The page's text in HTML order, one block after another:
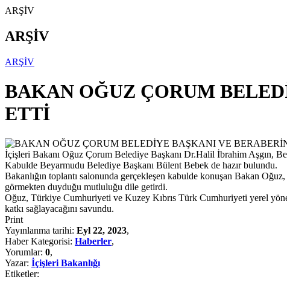
ARŞİV
ARŞİV
ARŞİV
BAKAN OĞUZ ÇORUM
ETTİ
İçişleri Bakanı Oğuz Çorum Belediye Başkanı Dr.Halil İbrahim Aşgın,
Kabulde Beyarmudu Belediye Başkanı Bülent Bebek de hazır bulundu.
Bakanlığın toplantı salonunda gerçekleşen kabulde konuşan Bakan
görmekten duyduğu mutluluğu dile getirdi.
Oğuz, Türkiye Cumhuriyeti ve Kuzey Kıbrıs Türk Cumhuriyeti yerel
katkı sağlayacağını savundu.
Print
Yayınlanma tarihi: Eyl 22, 2023,
Haber Kategorisi: Haberler,
Yorumlar: 0,
Yazar: İçişleri Bakanlığı
Etiketler: